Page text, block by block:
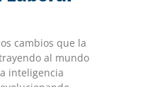
cambios que la
al mundo
inteligencia